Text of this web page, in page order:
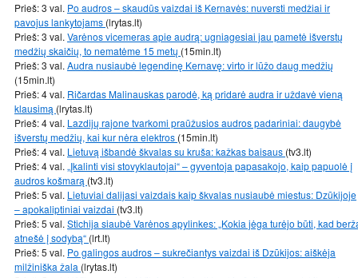
Prieš: 3 val. Po audros – skaudūs vaizdai iš Kernavės: nuversti medžiai ir
pavojus lankytojams (lrytas.lt)
Prieš: 3 val. Varėnos vicemeras apie audrą: ugniagesiai jau pametė išverstų
medžių skaičių, to nematėme 15 metų (15min.lt)
Prieš: 3 val. Audra nusiaubė legendinę Kernavę: virto ir lūžo daug medžių
(15min.lt)
Prieš: 4 val. Ričardas Malinauskas parodė, ką pridarė audra ir uždavė vieną
klausimą (lrytas.lt)
Prieš: 4 val. Lazdijų rajone tvarkomi praūžusios audros padariniai: daugybė
išverstų medžių, kai kur nėra elektros (15min.lt)
Prieš: 4 val. Lietuvą išbandė škvalas su kruša: kažkas baisaus (tv3.lt)
Prieš: 4 val. „Įkalinti visi stovyklautojai“ – gyventoja papasakojo, kaip papuolė į
audros košmarą (tv3.lt)
Prieš: 5 val. Lietuviai dalijasi vaizdais kaip škvalas nusiaubė miestus: Dzūkijoje
– apokaliptiniai vaizdai (tv3.lt)
Prieš: 5 val. Stichija siaubė Varėnos apylinkes: „Kokia jėga turėjo būti, kad
atnešė į sodybą“ (lrt.lt)
Prieš: 5 val. Po galingos audros – sukrečiantys vaizdai iš Dzūkijos: aiškėja
milžiniška žala (lrytas.lt)